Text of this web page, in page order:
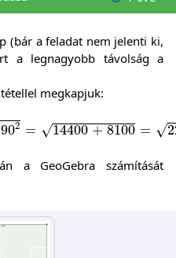
(bár a feladat nem jelenti ki,
a legnagyobb távolság a
megkapjuk:
902 = √14400 + 8100 = √
+8100 =22500=150m
a GeoGebra számítását